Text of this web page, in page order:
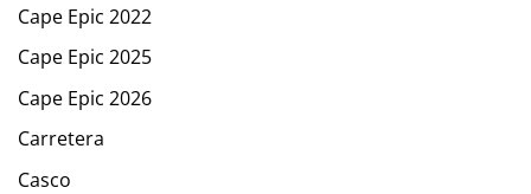
Cape Epic 2022
Cape Epic 2025
Cape Epic 2026
Carretera
Casco